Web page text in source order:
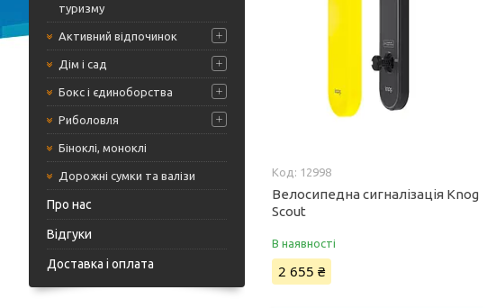
туризму
Активний відпочинок
Дім і сад
Бокс і єдиноборства
Риболовля
Біноклі, моноклі
Дорожні сумки та валізи
Про нас
Відгуки
Доставка і оплата
12998
Велосипедна сигналізація Knog
Scout
В наявності
2 655 ₴